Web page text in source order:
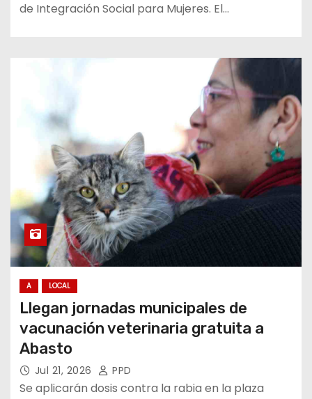
de Integración Social para Mujeres. El…
A LOCAL
Llegan jornadas municipales de
vacunación veterinaria gratuita a
Abasto
Jul 21, 2026 PPD
Se aplicarán dosis contra la rabia en la plaza